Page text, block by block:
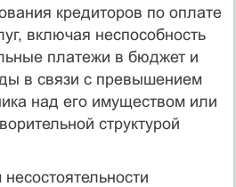
кредиторов по оплате
включая неспособность
платежи в бюджет и
в связи с превышением
над его имуществом или
структурой